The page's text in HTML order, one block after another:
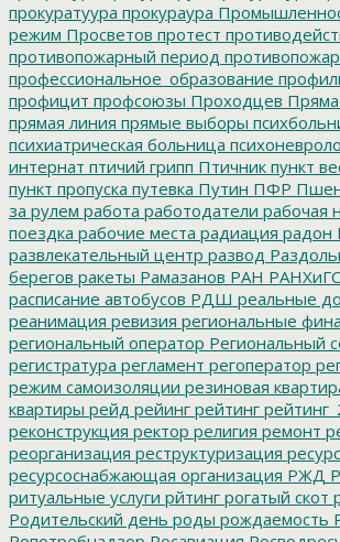
прокуратуура прокураура
режим Просветов протест
противопожарный период
профессиональное_образование
профицит профсоюзы Проходцев
прямая линия прямые выборы
психиатрическая больница
интернат птичий грипп Птичник пункт
пункт пропуска путевка Путин ПФР
за рулем работа работодатели рабочая
поездка рабочие места радиация радон
развлекательный центр развод
берегов ракеты Рамазанов РАН РАНХиГС
расписание автобусов РДШ реальные
реанимация ревизия региональные
региональный оператор Региональный
регистратура регламент регоператор
режим самоизоляции резиновая
квартиры рейд рейинг рейтинг
реконструкция ректор религия ремонт
реорганизация реструктуризация
ресурсоснабжающая организация РЖД
ритуальные услуги рйтинг рогатый скот
Родительский день роды рождаемость